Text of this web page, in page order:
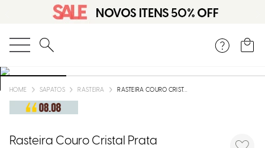
O que você está procurando?
SAPATOS RASTEIRA RASTEIRA COURO CRISTAL PRATA MONOGRAMA
Rasteira Couro Cristal Prata